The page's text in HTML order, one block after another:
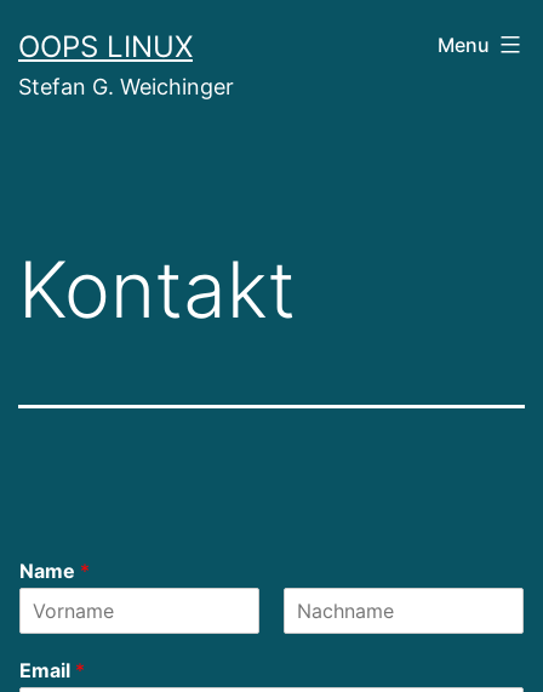
to
content
OOPS LINUX
Stefan G. Weichinger
Menu
Kontakt
Name *
i
rEmail *